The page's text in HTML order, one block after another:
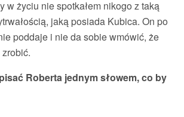
w życiu nie spotkałem nikogo z taką
jaką posiada Kubica. On po
poddaje i nie da sobie wmówić, że
Roberta jednym słowem, co by